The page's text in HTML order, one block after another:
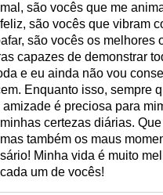
são vocês que me
são vocês que vibram
são vocês os melhores
capazes de demonstrar
e eu ainda não vou
Enquanto isso, sempre
amizade é preciosa para
certezas diárias.
também os maus
Minha vida é muito
um de vocês!